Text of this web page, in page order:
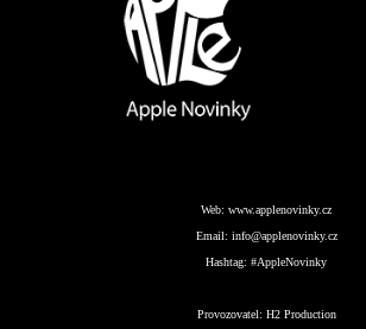
Web: www.applenovinky.cz
Email: info@applenovinky.cz
Hashtag: #AppleNovinky
Provozovatel: H2 Production